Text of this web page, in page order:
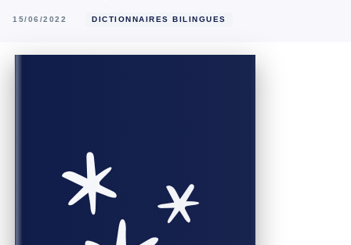
15/06/2022 DICTIONNAIRES BILINGUES